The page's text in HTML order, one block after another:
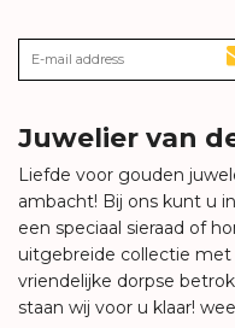
Juwelier van
Liefde voor gouden
ambacht! Bij ons kunt u
een speciaal sieraad of
uitgebreide collectie
vriendelijke dorpse
staan wij voor u klaar!